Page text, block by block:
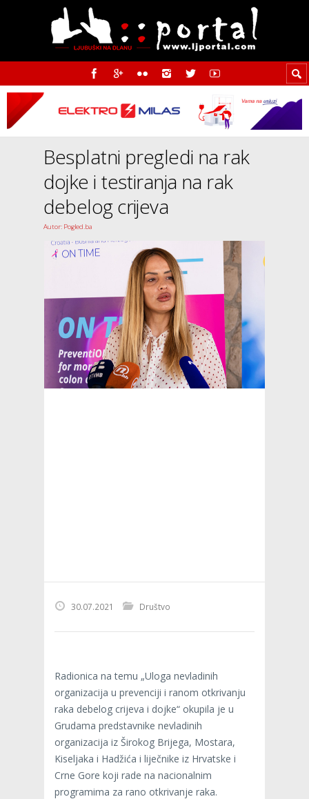
Besplatni pregledi na rak
dojke i testiranja na rak
debelog crijeva
Autor: Pogled.ba
30.07.2021 Društvo
Radionica na temu „Uloga nevladinih
organizacija u prevenciji i ranom otkrivanju
raka debelog crijeva i dojke“ okupila je u
Grudama predstavnike nevladinih
organizacija iz Širokog Brijega, Mostara,
Kiseljaka i Hadžića i liječnike iz Hrvatske i
Crne Gore koji rade na nacionalnim
programima za rano otkrivanje raka.